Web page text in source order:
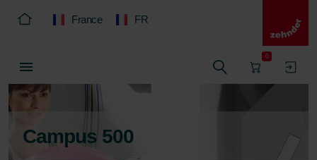
France FR
0
Campus 500